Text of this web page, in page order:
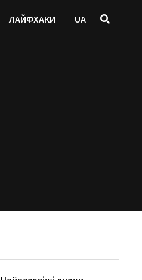
ЛАЙФХАКИ UA